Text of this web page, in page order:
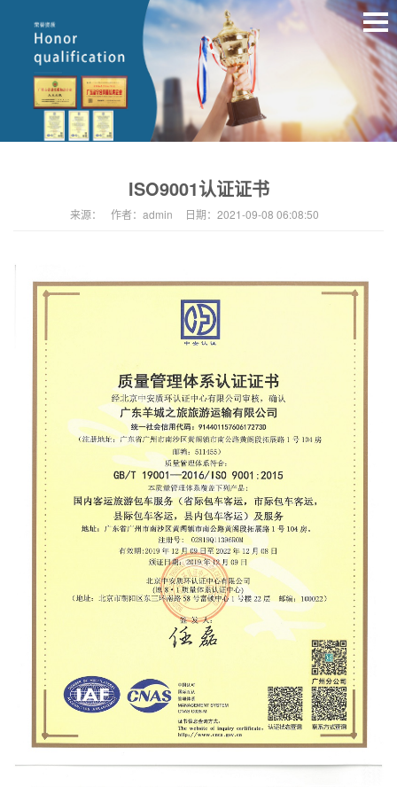
ISO9001认证证书
来源： 作者： admin 日期： 2021-09-08 06:08:50